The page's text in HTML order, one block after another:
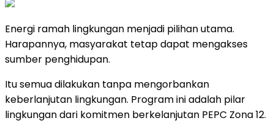
Energi ramah lingkungan menjadi pilihan utama.
Harapannya, masyarakat tetap dapat mengakses
sumber penghidupan.
Itu semua dilakukan tanpa mengorbankan
keberlanjutan lingkungan. Program ini adalah pilar
lingkungan dari komitmen berkelanjutan PEPC Zona 12.